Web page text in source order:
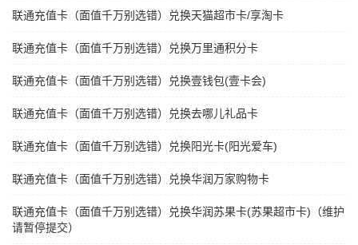
联通充值卡（面值千万别选错）兑换天猫超市卡/享淘卡
联通充值卡（面值千万别选错）兑换万里通积分卡
联通充值卡（面值千万别选错）兑换壹钱包(壹卡会)
联通充值卡（面值千万别选错）兑换去哪儿礼品卡
联通充值卡（面值千万别选错）兑换阳光卡(阳光爱车)
联通充值卡（面值千万别选错）兑换华润万家购物卡
联通充值卡（面值千万别选错）兑换华润苏果卡(苏果超市卡)（维护
请暂停提交）